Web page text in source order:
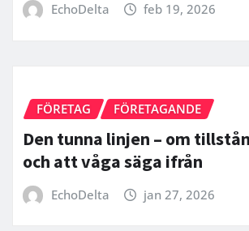
EchoDelta feb 19, 2026
FÖRETAG FÖRETAGANDE
Den tunna linjen – om
och att våga säga ifrån
EchoDelta jan 27, 2026